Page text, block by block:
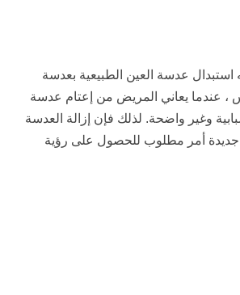
استبدال عدسة العين الطبيعية بعدسة
، عندما يعاني المريض من إعتام عدسة
وغير واضحة. لذلك فإن إزالة العدسة
جديدة أمر مطلوب للحصول على رؤية